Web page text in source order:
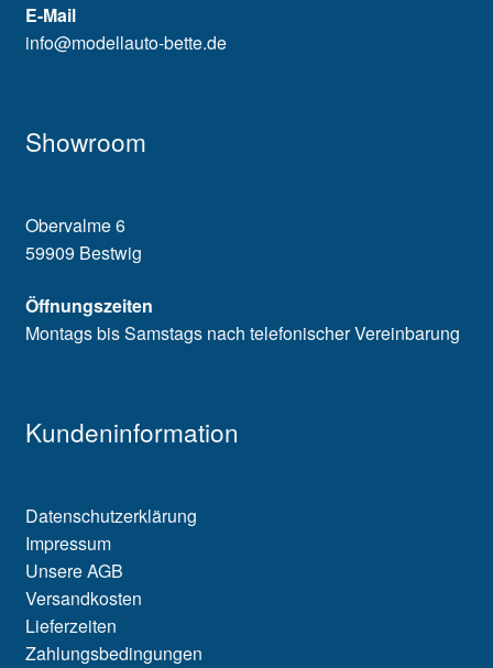
E-Mail
info@modellauto-bette.de
Showroom
Obervalme 6
59909 Bestwig
Öffnungszeiten
Montags bis Samstags nach telefonischer Vereinbarung
Kundeninformation
Datenschutzerklärung
Impressum
Unsere AGB
Versandkosten
Lieferzeiten
Zahlungsbedingungen